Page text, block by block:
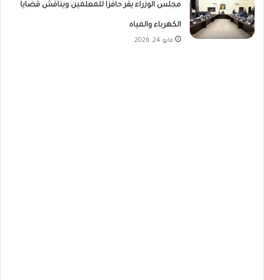
مجلس الوزراء يقر حافزًا للمعلمين ويناقش قضايا
الكهرباء والمياه
مايو 24, 2026